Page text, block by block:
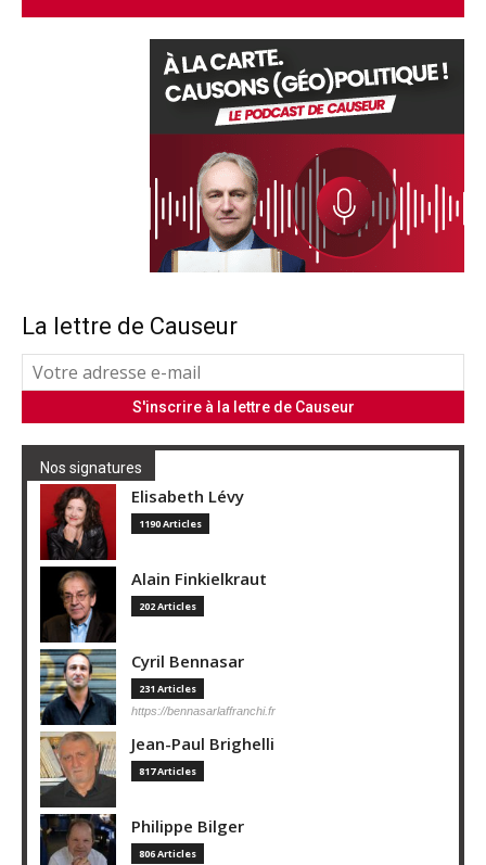
La lettre de Causeur
Nos signatures
Elisabeth Lévy
1190 Articles
Alain Finkielkraut
202 Articles
Cyril Bennasar
231 Articles
https://bennasarlaffranchi.fr
Jean-Paul Brighelli
817 Articles
Philippe Bilger
806 Articles